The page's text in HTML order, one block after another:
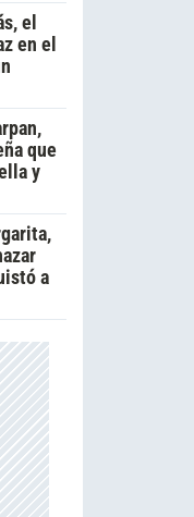
el
en el
que
y
a